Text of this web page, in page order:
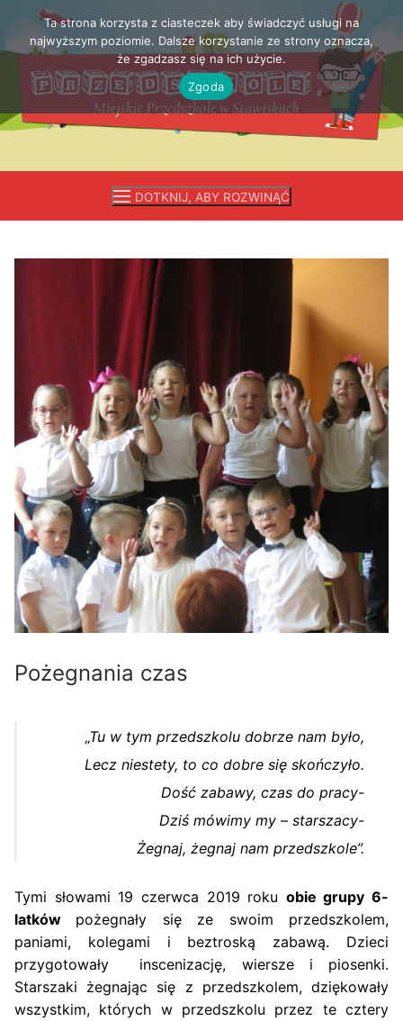
Przejdź
treści
DOTKNIJ, ABY ROZWINĄĆ
Pożegnania czas
„Tu w tym przedszkolu dobrze nam było,
Lecz niestety, to co dobre się skończyło.
Dość zabawy, czas do pracy-
Dziś mówimy my – starszacy-
Żegnaj, żegnaj nam przedszkole”.
Tymi słowami 19 czerwca 2019 roku obie grupy 6-
latków pożegnały się ze swoim przedszkolem,
paniami, kolegami i beztroską zabawą. Dzieci
przygotowały inscenizację, wiersze i piosenki.
Starszaki żegnając się z przedszkolem, dziękowały
wszystkim, których w przedszkolu przez te cztery
Ta strona korzysta z ciasteczek aby świadczyć usługi na
najwyższym poziomie. Dalsze korzystanie ze strony oznacza,
że zgadzasz się na ich użycie.
Zgoda